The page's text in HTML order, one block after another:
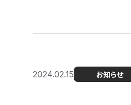
2024.02.15 お知らせ